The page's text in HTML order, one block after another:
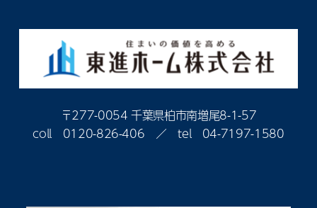
〒277-0054 千葉県柏市南増尾8-1-57
coll 0120-826-406 ／ tel 04-7197-1580